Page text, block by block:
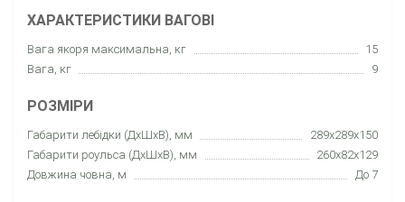
ХАРАКТЕРИСТИКИ ВАГОВІ
Вага якоря максимальна, кг
15
Вага, кг
9
РОЗМІРИ
Габарити лебідки (ДхШхВ), мм
289x289x150
Габарити роульса (ДхШхВ), мм
260x82x129
Довжина човна, м
До 7